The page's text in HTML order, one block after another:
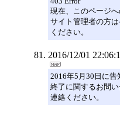
現在、このページ
サイト管理者の方
ください。
2016/12/01
2016年5月30日に告
終了に関するお問
連絡ください。